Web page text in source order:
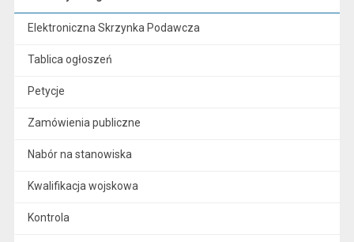
Elektroniczna Skrzynka Podawcza
Tablica ogłoszeń
Petycje
Zamówienia publiczne
Nabór na stanowiska
Kwalifikacja wojskowa
Kontrola